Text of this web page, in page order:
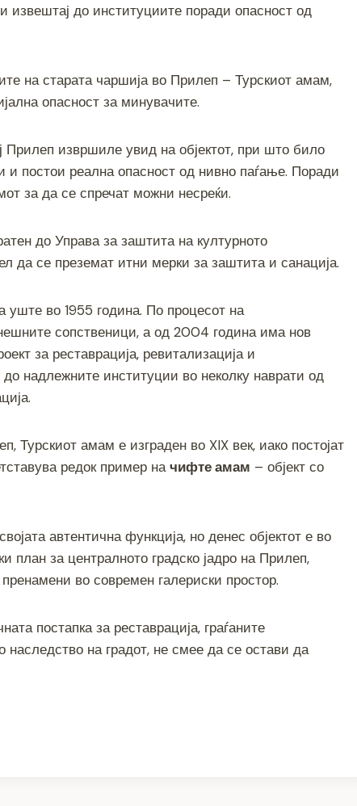
извештај до институциите поради опасност од
на старата чаршија во Прилеп – Турскиот амам,
опасност за минувачите.
Прилеп извршиле увид на објектот, при што било
и постои реална опасност од нивно паѓање. Поради
за да се спречат можни несреќи.
до Управа за заштита на културното
да се преземат итни мерки за заштита и санација.
уште во 1955 година. По процесот на
сопственици, а од 2004 година има нов
за реставрација, ревитализација и
надлежните институции во неколку наврати од
Турскиот амам е изграден во XIX век, иако постојат
редок пример начифте амам – објект со
автентична функција, но денес објектот е во
план за централното градско јадро на Прилеп,
во современ галериски простор.
постапка за реставрација, граѓаните
наследство на градот, не смее да се остави да